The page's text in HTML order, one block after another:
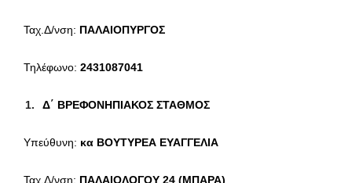
Ταχ.Δ/νση: ΠΑΛΑΙΟΠΥΡΓΟΣ
Τηλέφωνο: 2431087041
Δ΄ ΒΡΕΦΟΝΗΠΙΑΚΟΣ ΣΤΑΘΜΟΣ
Υπεύθυνη: κα ΒΟΥΤΥΡΕΑ ΕΥΑΓΓΕΛΙΑ
Ταχ.Δ/νση: ΠΑΛΑΙΟΛΟΓΟΥ 24 (ΜΠΑΡΑ)